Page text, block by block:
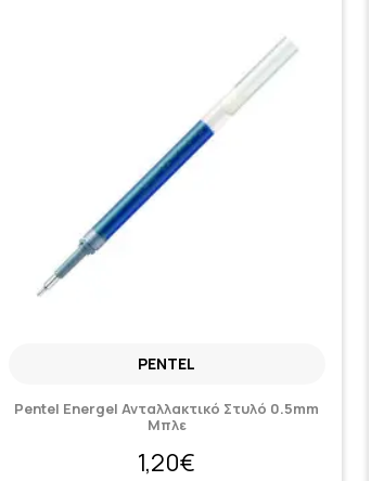
PENTEL
Pentel Energel Ανταλλακτικό Στυλό 0.5mm
Μπλε
1,20€